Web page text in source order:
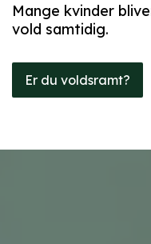
Mange kvinder
vold samtidig.
Er du voldsramt?